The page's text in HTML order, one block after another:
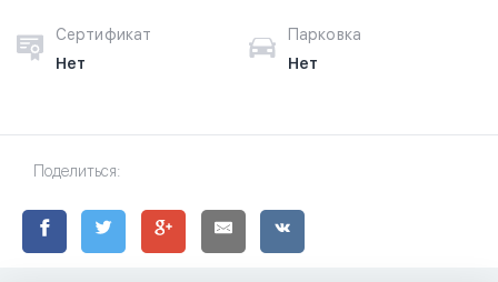
Сертификат
Нет
Парковка
Нет
Поделиться: